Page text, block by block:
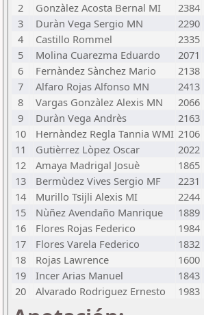
2
Gonzàlez Acosta Bernal MI 2384
3
Duràn Vega Sergio MN 2290
4
Castillo Rommel 2335
5
Molina Cuarezma Eduardo 2071
6
Fernàndez Sànchez Mario 2138
7
Alfaro Rojas Alfonso MN 2413
8
Vargas Gonzàlez Alexis MN 2066
9
Duràn Vega Andrès 2163
10
Hernàndez Regla Tannia WMI 2106
11
Gutièrrez Lòpez Oscar 2022
12
Amaya Madrigal Josuè 1865
13
Bermùdez Vives Sergio MF 2231
14
Murillo Tsijli Alexis MI 2244
15
Nùñez Avendaño Manrique 1889
16
Flores Rojas Federico 1984
17
Flores Varela Federico 1832
18
Rojas Lawrence 1600
19
Incer Arias Manuel 1843
20
Alvarado Rodriguez Ernesto 1983